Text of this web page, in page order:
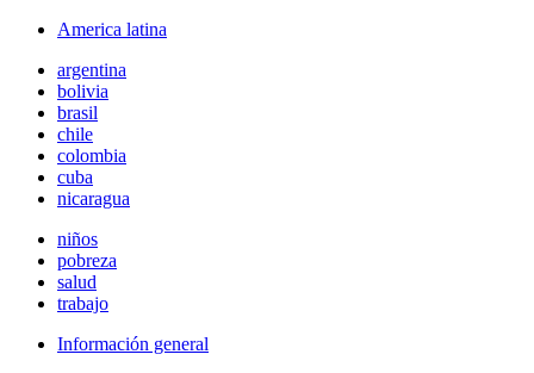
America latina
argentina
bolivia
brasil
chile
colombia
cuba
nicaragua
niños
pobreza
salud
trabajo
Información general